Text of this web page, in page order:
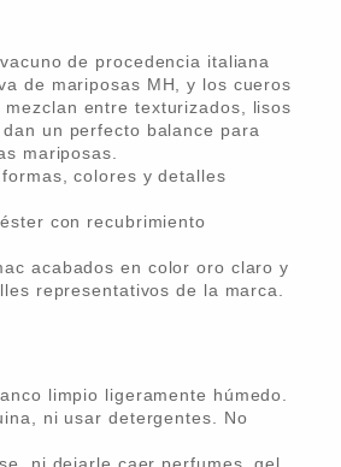
de procedencia italiana
de mariposas MH, y los cueros
mezclan entre texturizados, lisos
un perfecto balance para
mariposas.
colores y detalles
con recubrimiento
acabados en color oro claro y
representativos de la marca.
limpio ligeramente húmedo.
ni usar detergentes. No